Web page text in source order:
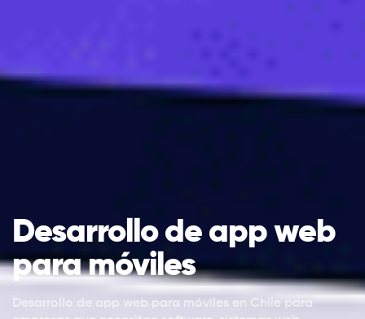
Desarrollo de app web
para móviles
Desarrollo de app web para móviles en Chile para